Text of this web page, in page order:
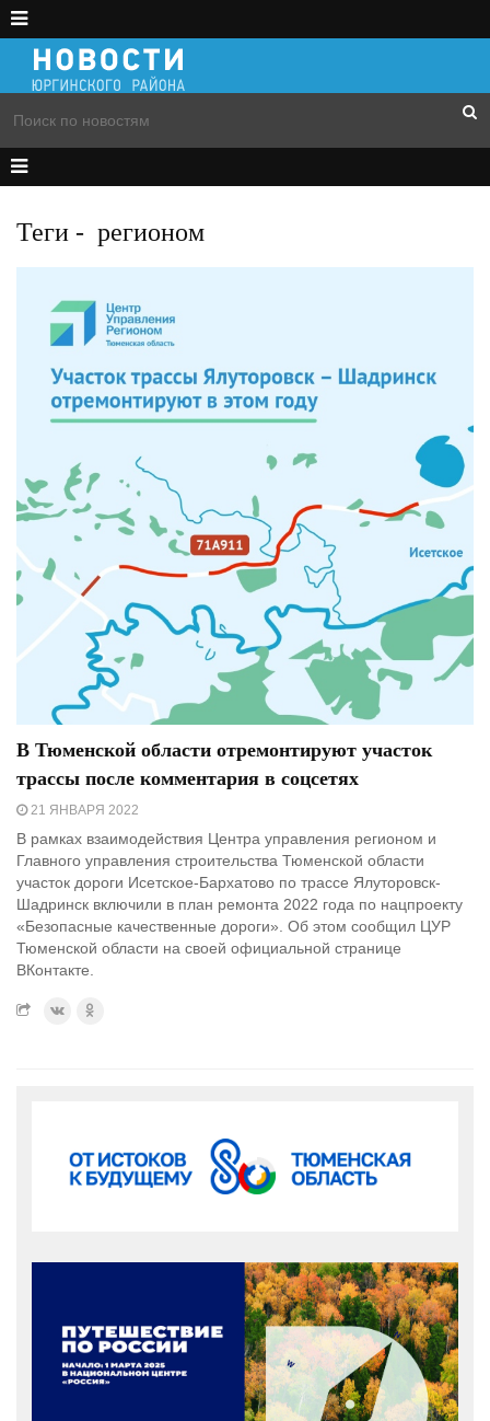
Теги - регионом
В Тюменской области отремонтируют участок
трассы после комментария в соцсетях
21 ЯНВАРЯ 2022
В рамках взаимодействия Центра управления регионом и
Главного управления строительства Тюменской области
участок дороги Исетское-Бархатово по трассе Ялуторовск-
Шадринск включили в план ремонта 2022 года по нацпроекту
«Безопасные качественные дороги». Об этом сообщил ЦУР
Тюменской области на своей официальной странице
ВКонтакте.